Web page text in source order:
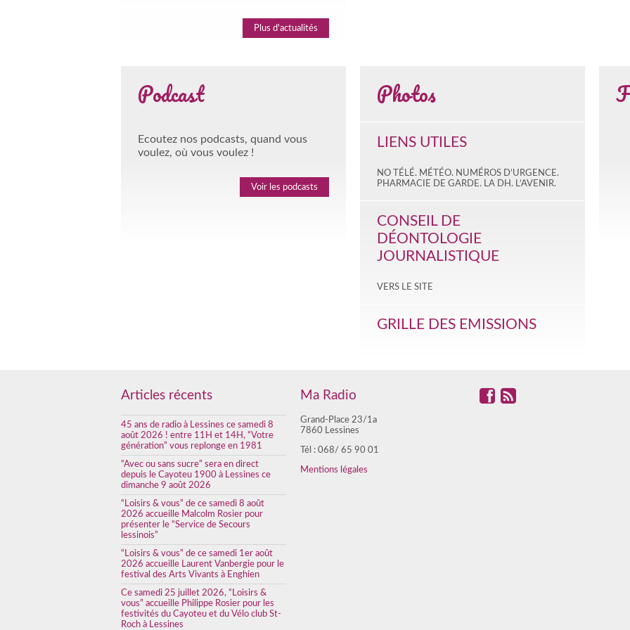
Plus d'actualités
Podcast
Ecoutez nos podcasts, quand vous
voulez, où vous voulez !
Voir les podcasts
Photos
LIENS UTILES
NO TÉLÉ. MÉTÉO. NUMÉROS D’URGENCE.
PHARMACIE DE GARDE. LA DH. L’AVENIR.
CONSEIL DE
DÉONTOLOGIE
JOURNALISTIQUE
VERS LE SITE
GRILLE DES EMISSIONS
Articles récents
45 ans de radio à Lessines ce samedi 8
août 2026 ! entre 11H et 14H, “Votre
génération” vous replonge en 1981
“Avec ou sans sucre” sera en direct
depuis le Cayoteu 1900 à Lessines ce
dimanche 9 août 2026
“Loisirs & vous” de ce samedi 8 août
2026 accueille Malcolm Rosier pour
présenter le “Service de Secours
lessinois”
“Loisirs & vous” de ce samedi 1er août
2026 accueille Laurent Vanbergie pour le
festival des Arts Vivants à Enghien
Ce samedi 25 juillet 2026, “Loisirs &
vous” accueille Philippe Rosier pour les
festivités du Cayoteu et du Vélo club St-
Roch à Lessines
Ma Radio
Grand-Place 23/1a
7860 Lessines
Tél : 068/ 65 90 01
Mentions légales